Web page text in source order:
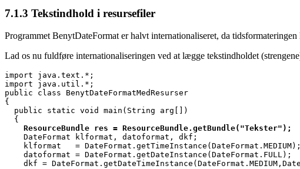
7.1.3 Tekstindhold i resursefiler
Programmet BenytDateFormat er halvt internationaliseret, da
Lad os nu fuldføre internationaliseringen ved at lægge tekstindholdet
import java.util.*;
public class BenytDateFormatMedResurser
{
  public static void main(String arg[])
  {
ResourceBundle res = ResourceBundle.getBundle("Tekster");
    DateFormat klformat, datoformat, dkf;
    klformat   = DateFormat.getTimeInstance(DateFormat.MEDIUM);
    datoformat = DateFormat.getDateInstance(DateFormat.FULL);
dkf =